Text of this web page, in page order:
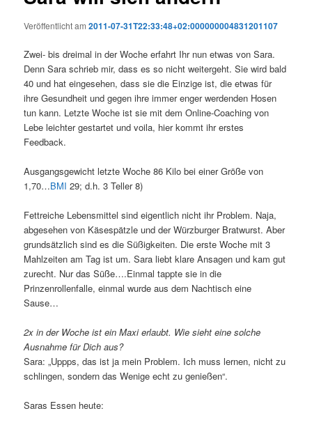
Veröffentlicht am2011-07-31T22:33:48+02:000000004831201107
Zwei- bis dreimal in der Woche erfahrt Ihr nun etwas von Sara.
Denn Sara schrieb mir, dass es so nicht weitergeht. Sie wird bald
40 und hat eingesehen, dass sie die Einzige ist, die etwas für
ihre Gesundheit und gegen ihre immer enger werdenden Hosen
tun kann. Letzte Woche ist sie mit dem Online-Coaching von
Lebe leichter gestartet und voila, hier kommt ihr erstes
Feedback.
Ausgangsgewicht letzte Woche 86 Kilo bei einer Größe von
1,70…BMI 29; d.h. 3 Teller 8)
Fettreiche Lebensmittel sind eigentlich nicht ihr Problem. Naja,
abgesehen von Käsespätzle und der Würzburger Bratwurst. Aber
grundsätzlich sind es die Süßigkeiten. Die erste Woche mit 3
Mahlzeiten am Tag ist um. Sara liebt klare Ansagen und kam gut
zurecht. Nur das Süße….Einmal tappte sie in die
Prinzenrollenfalle, einmal wurde aus dem Nachtisch eine
Sause…
2x in der Woche ist ein Maxi erlaubt. Wie sieht eine solche
Ausnahme für Dich aus?
Sara: „Uppps, das ist ja mein Problem. Ich muss lernen, nicht zu
schlingen, sondern das Wenige echt zu genießen“.
Saras Essen heute: